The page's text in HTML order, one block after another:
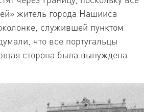
житель города Нашииса
служившей пунктом
что все португальцы
сторона была вынуждена